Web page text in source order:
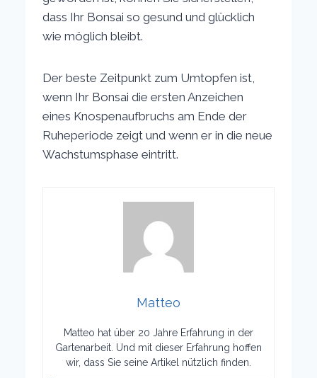
dass Ihr Bonsai so gesund und glücklich
wie möglich bleibt.
Der beste Zeitpunkt zum Umtopfen ist,
wenn Ihr Bonsai die ersten Anzeichen
eines Knospenaufbruchs am Ende der
Ruheperiode zeigt und wenn er in die neue
Wachstumsphase eintritt.
Matteo
Matteo hat über 20 Jahre Erfahrung in der
Gartenarbeit. Und mit dieser Erfahrung hoffen
wir, dass Sie seine Artikel nützlich finden.